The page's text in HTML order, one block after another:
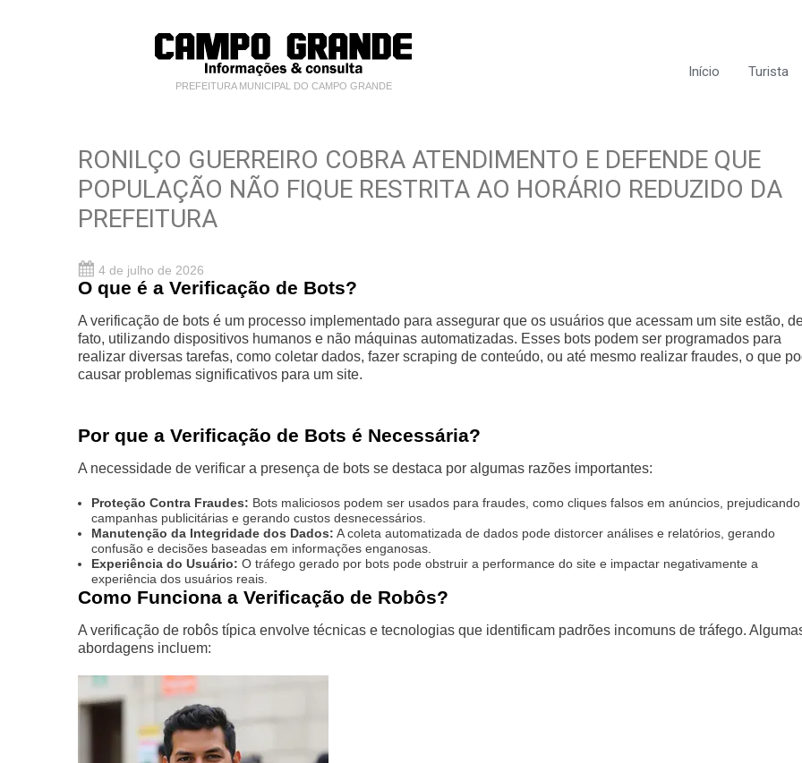
PREFEITURA MUNICIPAL DO CAMPO GRANDE
Início Turista
RONILÇO GUERREIRO COBRA ATENDIMENTO E DEFENDE QUE
POPULAÇÃO NÃO FIQUE RESTRITA AO HORÁRIO REDUZIDO DA
PREFEITURA
4 de julho de 2026
O que é a Verificação de Bots?
A verificação de bots é um processo implementado para assegurar que os usuários que acessam um site estão,
fato, utilizando dispositivos humanos e não máquinas automatizadas. Esses bots podem ser programados para
realizar diversas tarefas, como coletar dados, fazer scraping de conteúdo, ou até mesmo realizar fraudes, o que
causar problemas significativos para um site.
Por que a Verificação de Bots é Necessária?
A necessidade de verificar a presença de bots se destaca por algumas razões importantes:
Proteção Contra Fraudes: Bots maliciosos podem ser usados para fraudes, como cliques falsos em anúncios,
campanhas publicitárias e gerando custos desnecessários.
Manutenção da Integridade dos Dados: A coleta automatizada de dados pode distorcer análises e relatórios, gerando
confusão e decisões baseadas em informações enganosas.
Experiência do Usuário: O tráfego gerado por bots pode obstruir a performance do site e impactar negativamente a
experiência dos usuários reais.
Como Funciona a Verificação de Robôs?
A verificação de robôs típica envolve técnicas e tecnologias que identificam padrões incomuns de tráfego.
abordagens incluem: